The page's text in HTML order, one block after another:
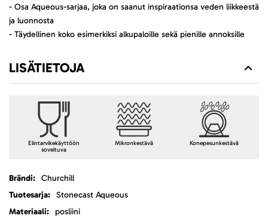
- Osa Aqueous-sarjaa, joka on saanut inspiraationsa veden liikkeestä
ja luonnosta
- Täydellinen koko esimerkiksi alkupaloille sekä pienille annoksille
LISÄTIETOJA
Elintarvikekäyttöön
soveltuva
Mikronkestävä Konepesunkestävä
LisätietojaChurchill
Stonecast Aqueous
posliini